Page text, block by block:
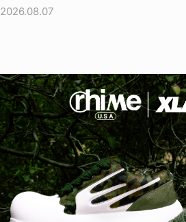
2026.08.07